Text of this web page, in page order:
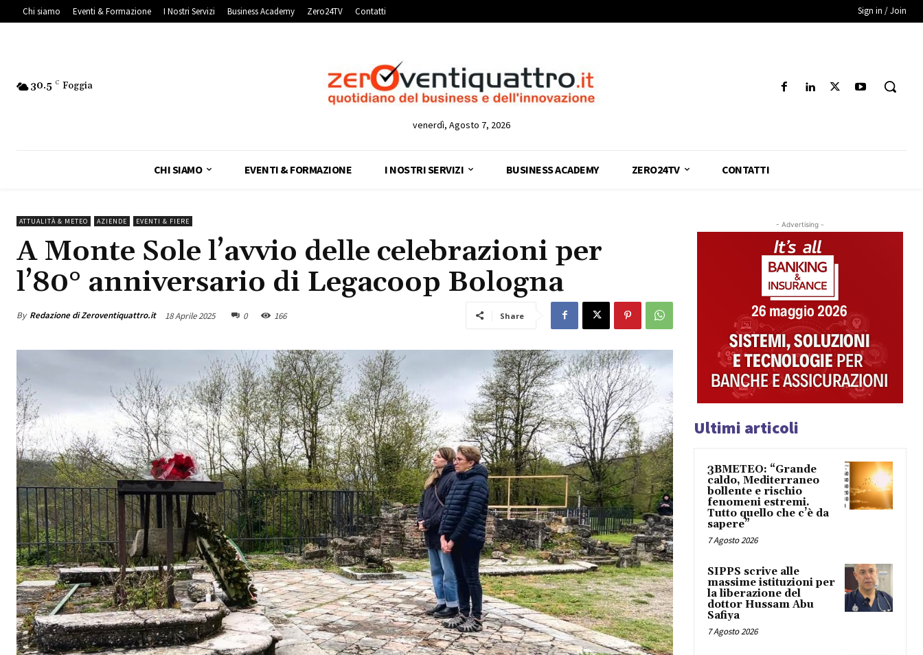
Chi siamo Eventi & Formazione I Nostri Servizi Business Academy Zero24TV Contatti Sign in / Join
30.5 C Foggia
venerdì, Agosto 7, 2026
CHI SIAMO EVENTI & FORMAZIONE I NOSTRI SERVIZI BUSINESS ACADEMY ZERO24TV CONTATTI
ATTUALITÀ & METEO AZIENDE EVENTI & FIERE
A Monte Sole l’avvio delle celebrazioni per
l’80° anniversario di Legacoop Bologna
By Redazione di Zeroventiquattro.it 18 Aprile 2025 0 166 Share
- Advertising -
Ultimi articoli
3BMETEO: “Grande
caldo, Mediterraneo
bollente e rischio
fenomeni estremi.
Tutto quello che c’è da
sapere”
7 Agosto 2026
SIPPS scrive alle
massime istituzioni per
la liberazione del
dottor Hussam Abu
Safiya
7 Agosto 2026